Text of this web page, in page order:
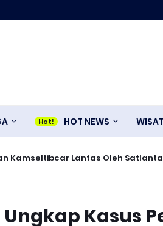
HOT NEWS
Kamseltibcar Lantas Oleh
0904/Paser Buat Parit Pada Jalan
Kasus